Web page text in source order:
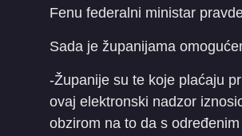
Fenu federalni ministar
Sada je županijama
-Županije su te koje plaćaju
ovaj elektronski nadzor
obzirom na to da s